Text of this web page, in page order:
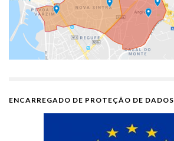
ENCARREGADO DE PROTEÇÃO DE DADOS